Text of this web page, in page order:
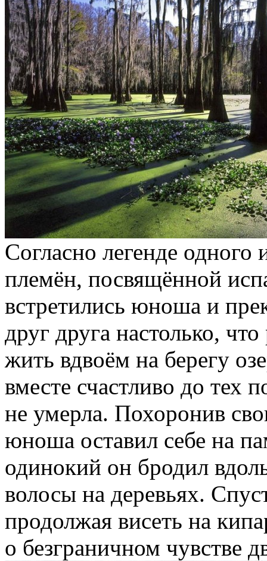
Согласно легенде
племён, посвящённой
встретились юноша и
друг друга настолько,
жить вдвоём на берегу
вместе счастливо до тех
не умерла. Похоронив
юноша оставил себе на
одинокий он бродил
волосы на деревьях.
продолжая висеть на
о безграничном чувстве